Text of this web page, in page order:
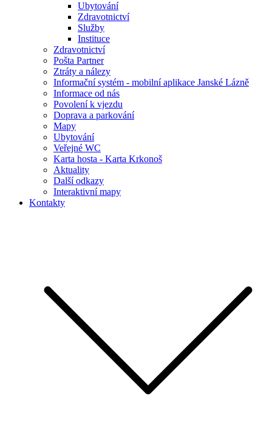
Ubytování
Zdravotnictví
Služby
Instituce
Zdravotnictví
Pošta Partner
Ztráty a nálezy
Informační systém - mobilní aplikace Janské Lázně
Informace od nás
Povolení k vjezdu
Doprava a parkování
Mapy
Ubytování
Veřejné WC
Karta hosta - Karta Krkonoš
Aktuality
Další odkazy
Interaktivní mapy
Kontakty